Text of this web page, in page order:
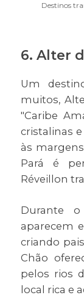
Destinos
6. Alter
Um
muitos,
"Caribe
cristalinas
às
Pará é
Réveillon
Durante
aparecem
criando
Chão
pelos rios
local rica e